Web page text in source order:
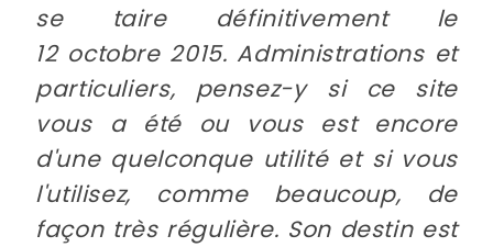
se taire définitivement le
12 octobre 2015. Administrations et
particuliers, pensez-y si ce site
vous a été ou vous est encore
d'une quelconque utilité et si vous
l'utilisez, comme beaucoup, de
façon très régulière. Son destin est